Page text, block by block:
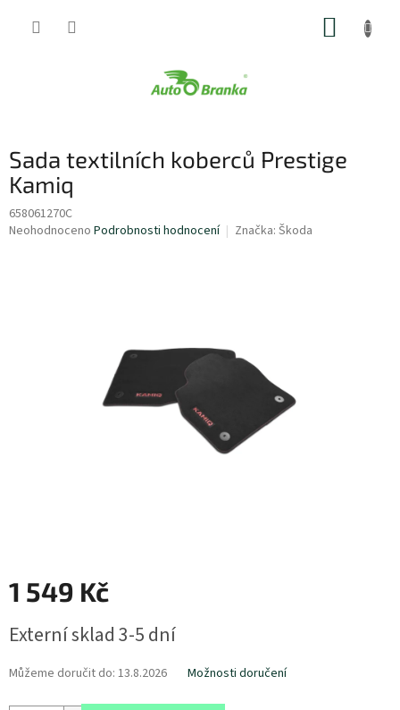
Sada textilních koberců Prestige
Kamiq
658061270C
Průměrné
Neohodnoceno Podrobnosti hodnocení Značka: Škoda
1 549 Kč
cena:
Externí sklad 3-5 dní
Můžeme doručit do: 13.8.2026 Možnosti doručení